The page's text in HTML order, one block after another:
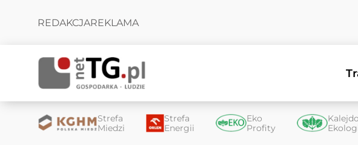
REDAKCJAREKLAMA
Strefa
Miedzi
Strefa
Energii
Eko
Profity